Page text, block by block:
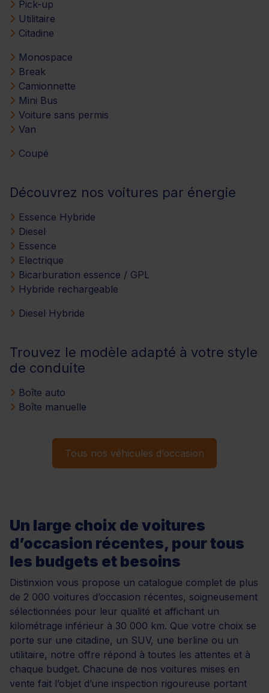
Pick-up
Utilitaire
Citadine
Monospace
Break
Camionnette
Mini Bus
Voiture sans permis
Van
Coupé
Découvrez nos voitures par énergie
Essence Hybride
Diesel
Essence
Electrique
Bicarburation essence / GPL
Hybride rechargeable
Diesel Hybride
Trouvez le modèle adapté à votre style
de conduite
Boîte auto
Boîte manuelle
Tous nos véhicules d’occasion
Un large choix de voitures
d’occasion récentes, pour tous
les budgets et besoins
Distinxion vous propose un catalogue complet de plus
de 2 000 voitures d’occasion récentes, soigneusement
sélectionnées pour leur qualité et affichant un
kilométrage inférieur à 30 000 km. Que votre choix se
porte sur une citadine, un SUV, une berline ou un
utilitaire, notre offre répond à toutes les attentes et à
chaque budget. Chacune de nos voitures mises en
vente fait l’objet d’une inspection rigoureuse portant